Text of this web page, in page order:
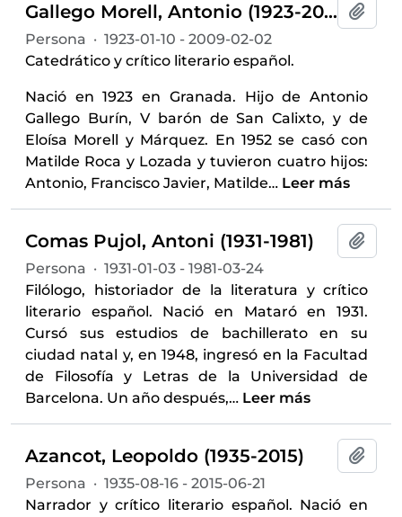
Gallego Morell, Antonio (1923-2009)
Persona · 1923-01-10 - 2009-02-02
Catedrático y crítico literario español.
Nació en 1923 en Granada. Hijo de Antonio
Gallego Burín, V barón de San Calixto, y de
Eloísa Morell y Márquez. En 1952 se casó con
Matilde Roca y Lozada y tuvieron cuatro hijos:
Antonio, Francisco Javier, Matilde… Leer más
Comas Pujol, Antoni (1931-1981)
Persona · 1931-01-03 - 1981-03-24
Filólogo, historiador de la literatura y crítico
literario español. Nació en Mataró en 1931.
Cursó sus estudios de bachillerato en su
ciudad natal y, en 1948, ingresó en la Facultad
de Filosofía y Letras de la Universidad de
Barcelona. Un año después,… Leer más
Azancot, Leopoldo (1935-2015)
Persona · 1935-08-16 - 2015-06-21
Narrador y crítico literario español. Nació en